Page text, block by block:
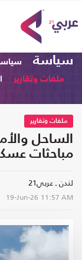
سياسة
ملفات وتقارير
ملفات وتقارير
الساحل
مباحثات
لندن ـ عربي21
19-Jun-26 11:57 AM